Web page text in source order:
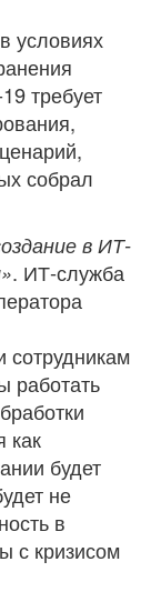
условиях
требует
собрал
в ИТ-
. ИТ-служба
сотрудникам
работать
как
будет
не
в
с кризисом